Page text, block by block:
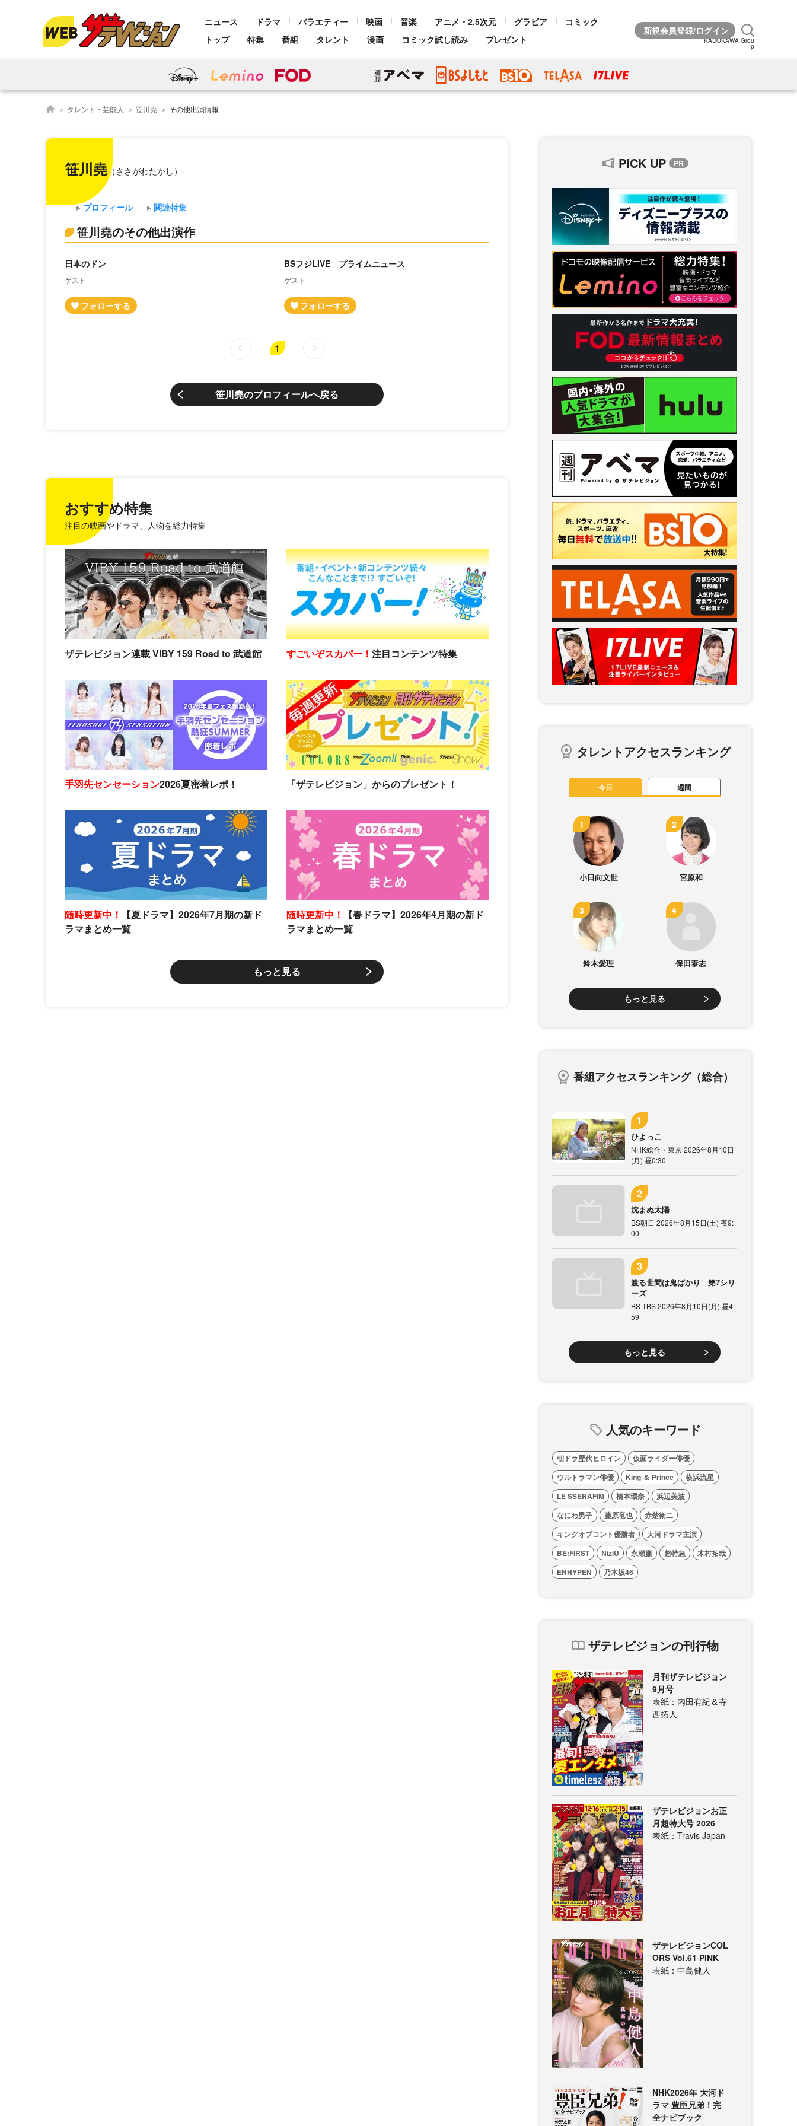
ニュース ドラマ バラエティー 映画 音楽 アニメ・2.5次元 グラビア
コミック
トップ
特集 番組 タレント 漫画 コミック試し読み プレゼント KADOKAWA Grou
p
タレント・芸能人 笹川堯 その他出演情報
笹川堯 （ささがわたかし）
プロフィール 関連特集
笹川堯のその他出演作
日本のドン
ゲスト
BSフジLIVE プライムニュース
ゲスト
1
笹川堯のプロフィールへ戻る
おすすめ特集
注目の映画やドラマ、人物を総力特集
ザテレビジョン連載 VIBY 159 Road to 武道館 すごいぞスカパー！ 注目コンテンツ特集
手羽先センセーション2026夏密着レポ！ 「ザテレビジョン」からのプレゼント！
随時更新中！
【夏ドラマ】2026年7月期の新ド
ラマまとめ一覧
随時更新中！
【春ドラマ】2026年4月期の新ド
ラマまとめ一覧
もっと見る
PICK UP
タレントアクセスランキング
今日 週間
小日向文世 宮原和
鈴木愛理 保田泰志
もっと見る
番組アクセスランキング（総合）
ひよっこ
NHK総合・東京 2026年8月10日
(月) 昼0:30
沈まぬ太陽
BS朝日 2026年8月15日(土) 夜9:
00
渡る世間は鬼ばかり 第7シリ
ーズ
BS-TBS 2026年8月10日(月) 昼4:
59
もっと見る
人気のキーワード
朝ドラ歴代ヒロイン
仮面ライダー俳優
ウルトラマン俳優
King ＆ Prince
横浜流星
LE SSERAFIM
橋本環奈
浜辺美波
なにわ男子
藤原竜也
赤楚衛二
キングオブコント優勝者
大河ドラマ主演
BE:FIRST
NiziU 永瀬廉 超特急
木村拓哉
ENHYPEN
乃木坂46
ザテレビジョンの刊行物
月刊ザテレビジョン
9月号
表紙：内田有紀＆寺
西拓人
ザテレビジョンお正
月超特大号 2026
表紙：Travis Japan
ザテレビジョンCOL
ORS Vol.61 PINK
表紙：中島健人
NHK2026年 大河ド
ラマ 豊臣兄弟！完
全ナビブック